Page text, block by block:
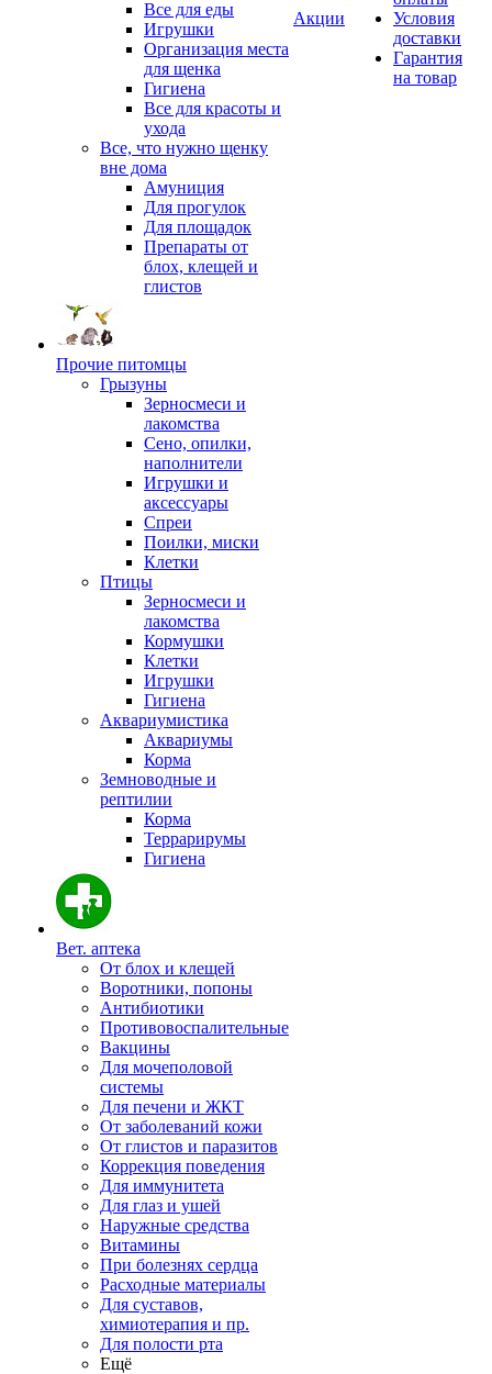
Все для еды
Игрушки
Организация места
для щенка
Гигиена
Все для красоты и
ухода
Все, что нужно щенку
вне дома
Амуниция
Для прогулок
Для площадок
Препараты от
блох, клещей и
глистов
Прочие питомцы
Грызуны
Зерносмеси и
лакомства
Сено, опилки,
наполнители
Игрушки и
аксессуары
Спреи
Поилки, миски
Клетки
Птицы
Зерносмеси и
лакомства
Кормушки
Клетки
Игрушки
Гигиена
Аквариумистика
Аквариумы
Корма
Земноводные и
рептилии
Корма
Террарирумы
Гигиена
Вет. аптека
От блох и клещей
Воротники, попоны
Антибиотики
Противовоспалительные
Вакцины
Для мочеполовой
системы
Для печени и ЖКТ
От заболеваний кожи
От глистов и паразитов
Коррекция поведения
Для иммунитета
Для глаз и ушей
Наружные средства
Витамины
При болезнях сердца
Расходные материалы
Для суставов,
химиотерапия и пр.
Для полости рта
Ещё
Акции
Условия
доставки
Гарантия
на товар